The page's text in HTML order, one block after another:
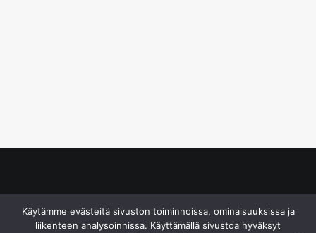
Käytämme evästeitä sivuston toiminnoissa, ominaisuuksissa ja
liikenteen analysoinnissa. Käyttämällä sivustoa hyväksyt